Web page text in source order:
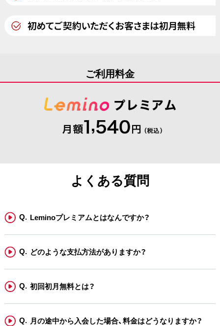
ご利用料金
よくある質問
Leminoプレミアムとはなんですか？
どのような支払方法がありますか？
初回初月無料とは？
月の途中から入会した場合、料金はどうなりますか？